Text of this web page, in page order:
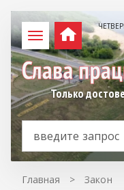
Только
Главная > Закон